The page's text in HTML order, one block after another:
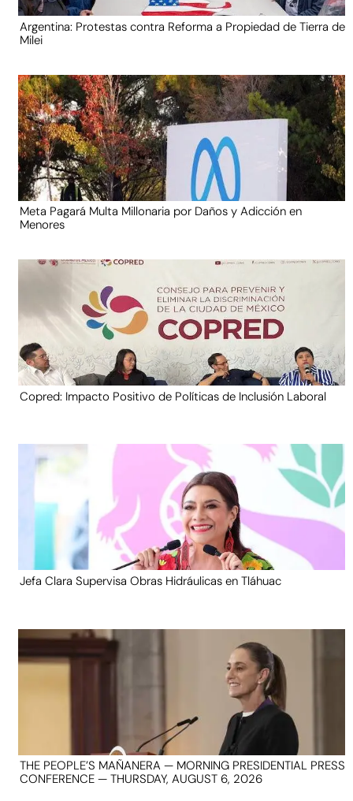
Argentina: Protestas contra Reforma a Propiedad de Tierra de
Milei
Meta Pagará Multa Millonaria por Daños y Adicción en
Menores
Copred: Impacto Positivo de Políticas de Inclusión Laboral
Jefa Clara Supervisa Obras Hidráulicas en Tláhuac
THE PEOPLE’S MAÑANERA — MORNING PRESIDENTIAL PRESS
CONFERENCE — THURSDAY, AUGUST 6, 2026